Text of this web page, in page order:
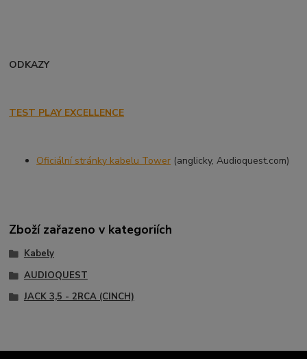
ODKAZY
TEST PLAY EXCELLENCE
Oficiální stránky kabelu Tower (anglicky, Audioquest.com)
Zboží zařazeno v kategoriích
Kabely
AUDIOQUEST
JACK 3,5 - 2RCA (CINCH)